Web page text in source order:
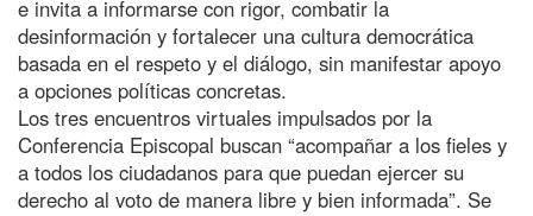
e invita a informarse con rigor, combatir la
desinformación y fortalecer una cultura democrática
basada en el respeto y el diálogo, sin manifestar apoyo
a opciones políticas concretas.
Los tres encuentros virtuales impulsados por la
Conferencia Episcopal buscan “acompañar a los fieles y
a todos los ciudadanos para que puedan ejercer su
derecho al voto de manera libre y bien informada”. Se